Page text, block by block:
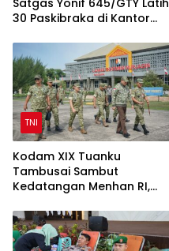
30 Paskibraka di Kantor
TNI
Kodam XIX Tuanku
Tambusai Sambut
Kedatangan Menhan RI,
di Bengkalis dan Kampar